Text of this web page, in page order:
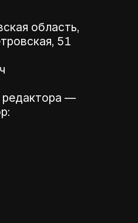
область,
51
редактора —